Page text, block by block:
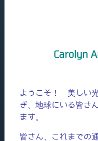
Carolyn
ようこそ！ 美しい
ぎ、地球にいる皆さ
ます。
皆さん、これまでの